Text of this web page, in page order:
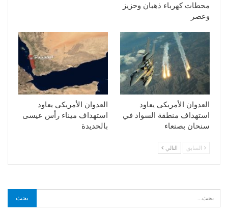
محطات كهرباء ذهبان وحزيز
وعصر
العدوان الأمريكي يعاود
استهداف منطقة السواد في
سنحان بصنعاء
العدوان الأمريكي يعاود
استهداف ميناء رأس عيسى
بالحديدة
السابق التالي